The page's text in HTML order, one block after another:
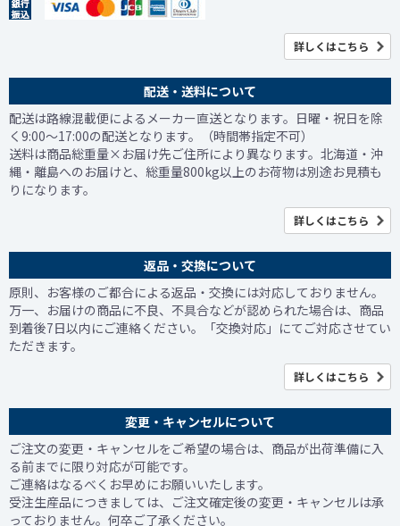
詳しくはこちら
配送・送料について
配送は路線混載便によるメーカー直送となります。日曜・祝日を除
く9:00～17:00の配送となります。（時間帯指定不可）
送料は商品総重量×お届け先ご住所により異なります。北海道・沖
縄・離島へのお届けと、総重量800kg以上のお荷物は別途お見積も
りになります。
詳しくはこちら
返品・交換について
原則、お客様のご都合による返品・交換には対応しておりません。
万一、お届けの商品に不良、不具合などが認められた場合は、商品
到着後7日以内にご連絡ください。「交換対応」にてご対応させてい
ただきます。
詳しくはこちら
変更・キャンセルについて
ご注文の変更・キャンセルをご希望の場合は、商品が出荷準備に入
る前までに限り対応が可能です。
ご連絡はなるべくお早めにお願いいたします。
受注生産品につきましては、ご注文確定後の変更・キャンセルは承
っておりません。何卒ご了承ください。